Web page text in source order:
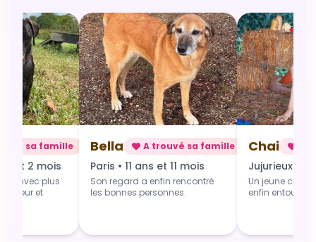
sa famille
11 mois
rencontré
Chai A trouvé sa famille
Jujurieux • 1 an
Un jeune chien qui grandit
enfin entouré et aimé.
Alba
Douville • 4
Une toute
commence du